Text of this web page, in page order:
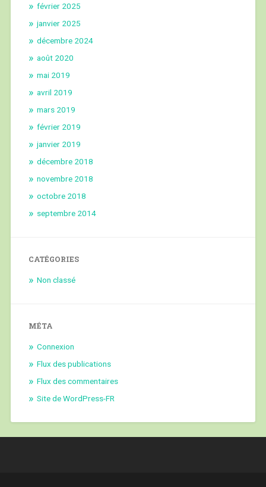
février 2025
janvier 2025
décembre 2024
août 2020
mai 2019
avril 2019
mars 2019
février 2019
janvier 2019
décembre 2018
novembre 2018
octobre 2018
septembre 2014
CATÉGORIES
Non classé
MÉTA
Connexion
Flux des publications
Flux des commentaires
Site de WordPress-FR